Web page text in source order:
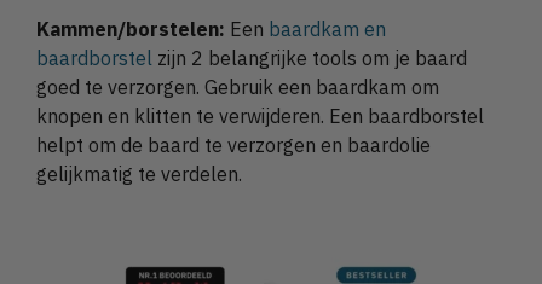
Kammen/borstelen: Een baardkam en
baardborstel zijn 2 belangrijke tools om je baard
goed te verzorgen. Gebruik een baardkam om
knopen en klitten te verwijderen. Een baardborstel
helpt om de baard te verzorgen en baardolie
gelijkmatig te verdelen.